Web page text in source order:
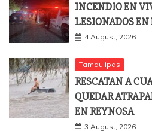
INCENDIO EN
LESIONADOS
4 August, 2026
Tamaulipas
RESCATAN A
QUEDAR
EN REYNOSA
3 August, 2026